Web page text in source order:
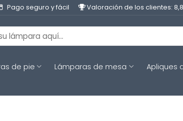
Pago seguro y fácil Valoración de los clientes: 8,8
de pie Lámparas de mesa Apliques